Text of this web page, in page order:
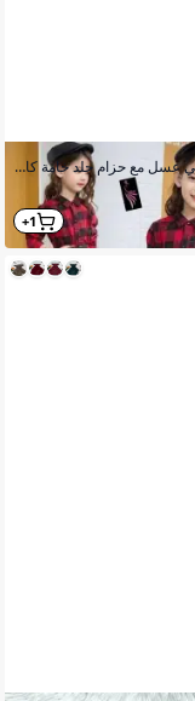
فستان بناتي عسل مع حزام جلد خامة كاروهات موديل 2026
1+